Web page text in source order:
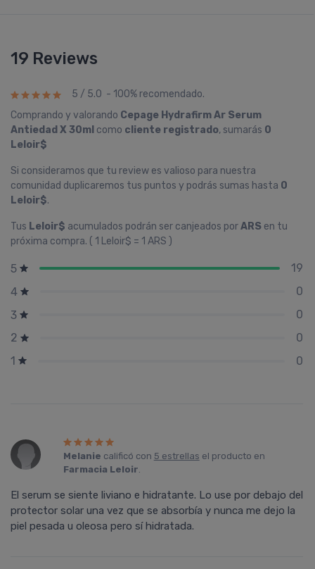
19 Reviews
5 / 5.0 - 100% recomendado.
Comprando y valorando Cepage Hydrafirm Ar Serum
Antiedad X 30ml como cliente registrado, sumarás 0
Leloir$
Si consideramos que tu review es valioso para nuestra
comunidad duplicaremos tus puntos y podrás sumas hasta 0
Leloir$.
Tus Leloir$ acumulados podrán ser canjeados porARS en tu
próxima compra. ( 1 Leloir$ = 1 ARS )
5
19
4
0
3
0
2
0
1
0
Melanie calificó con 5 estrellas el producto en
Farmacia Leloir.
El serum se siente liviano e hidratante. Lo use por debajo del
protector solar una vez que se absorbía y nunca me dejo la
piel pesada u oleosa pero sí hidratada.